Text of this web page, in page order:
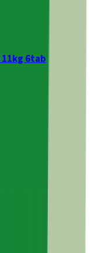
6tab